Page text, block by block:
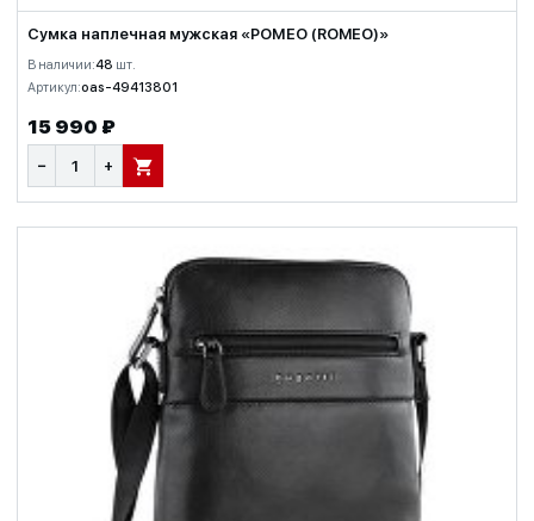
Сумка наплечная мужская «РОМЕО (ROMEO)»
В наличии:48 шт.
Артикул:oas-49413801
15 990 ₽
− + В КОРЗИНУ